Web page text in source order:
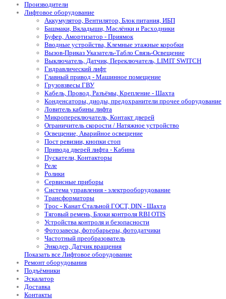
Производители
Лифтовое оборудование
Аккумулятор, Вентилятор, Блок питания, ИБП
Башмаки, Вкладыши, Маслёнки и Расходники
Буфер, Амортизатор - Приямок
Вводные устройства, Клемные этажные коробки
Вызов-Приказ Указатель-Табло Связь-Освещение
Выключатель, Датчик, Переключатель, LIMIT SWITCH
Гидравлический лифт
Главный привод - Машинное помещение
Грузовзвесы ГВУ
Кабель, Провод, Разъёмы, Крепление - Шахта
Конденсаторы, диоды, предохранители прочее оборудование
Ловитель кабины лифта
Микропереключатель, Контакт дверей
Ограничитель скорости / Натяжное устройство
Освещение, Аварийное освещение
Пост ревизии, кнопки стоп
Привода дверей лифта - Кабина
Пускатели, Контакторы
Реле
Ролики
Сервисные приборы
Система управления - электрооборудование
Трансформаторы
Трос - Канат Стальной ГОСТ, DIN - Шахта
Тяговый ремень, Блоки контроля RBI OTIS
Устройства контроля и безопасности
Фотозавесы, фотобарьеры, фотодатчики
Частотный преобразователь
Энкодер, Датчик вращения
Показать все Лифтовое оборудование
Ремонт оборудования
Подъёмники
Эскалатор
Доставка
Контакты